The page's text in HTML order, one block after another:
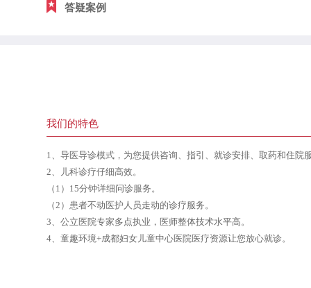
答疑案例
我们的特色
1、导医导诊模式，为您提供咨询、指引、就诊安排、取药和住院
2、儿科诊疗仔细高效。
（1）15分钟详细问诊服务。
（2）患者不动医护人员走动的诊疗服务。
3、公立医院专家多点执业，医师整体技术水平高。
4、童趣环境+成都妇女儿童中心医院医疗资源让您放心就诊。